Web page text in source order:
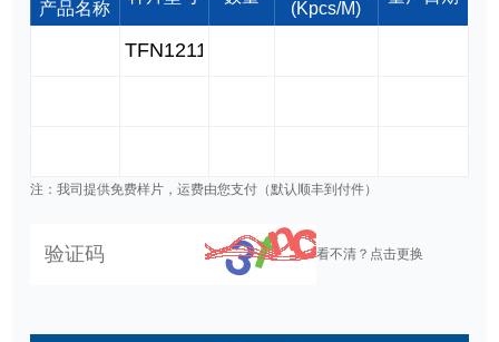
产品名称
(Kpcs/M)
注：我司提供免费样片，运费由您支付（默认顺丰到付件）
看不清？点击更换